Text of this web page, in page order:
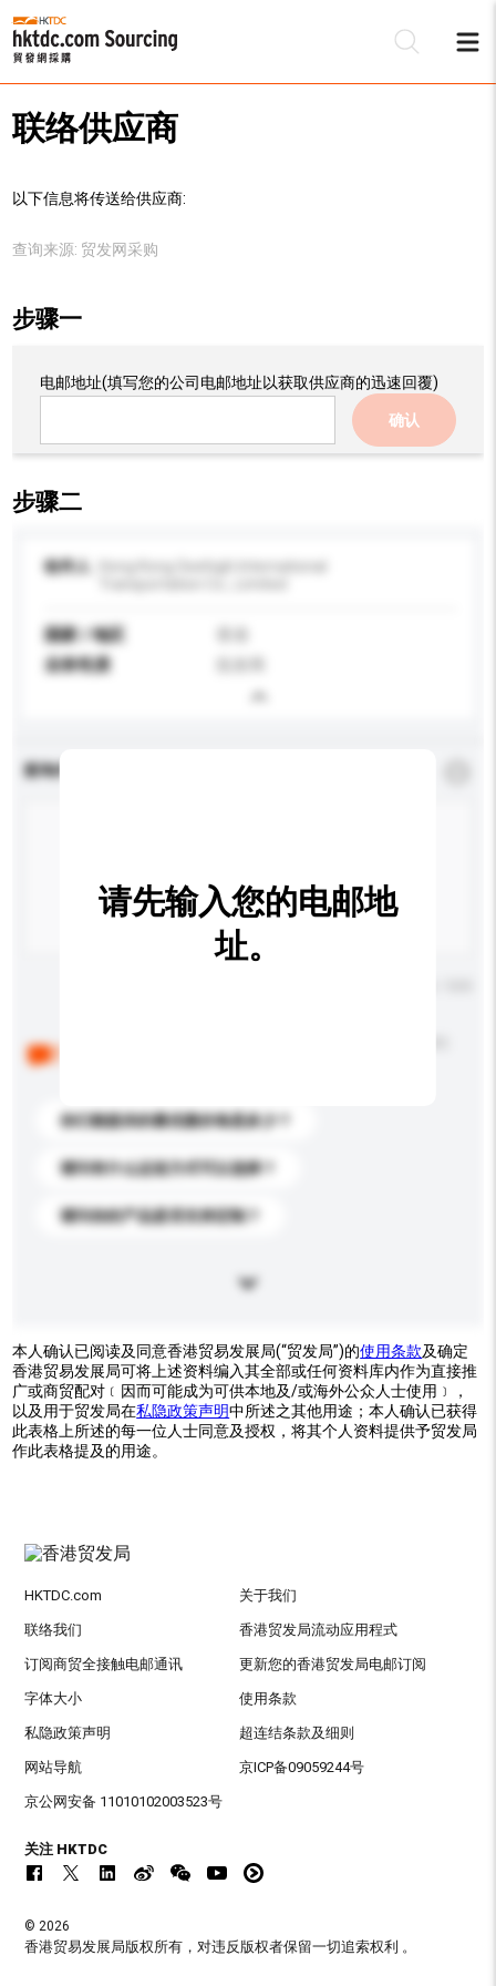
联络供应商
以下信息将传送给供应商:
查询来源: 贸发网采购
步骤一
电邮地址(填写您的公司电邮地址以获取供应商的迅速回覆)
确认
步骤二
收件人
国家 / 地区
业务性质
查询内容
你们能提供的最优惠价格是多少？
请问有什么运送方式可以选择？
请问你的产品是否支持定制？
请先输入您的电邮地
址。
本人确认已阅读及同意香港贸易发展局(“贸发局”)的使用条款及确定
香港贸易发展局可将上述资料编入其全部或任何资料库内作为直接推
广或商贸配对﹝因而可能成为可供本地及/或海外公众人士使用﹞，
以及用于贸发局在私隐政策声明中所述之其他用途；本人确认已获得
此表格上所述的每一位人士同意及授权，将其个人资料提供予贸发局
作此表格提及的用途。
HKTDC.com 关于我们
联络我们 香港贸发局流动应用程式
订阅商贸全接触电邮通讯 更新您的香港贸发局电邮订阅
字体大小 使用条款
私隐政策声明 超连结条款及细则
网站导航 京ICP备09059244号
京公网安备 11010102003523号
关注 HKTDC
© 2026
香港贸易发展局版权所有，对违反版权者保留一切追索权利 。